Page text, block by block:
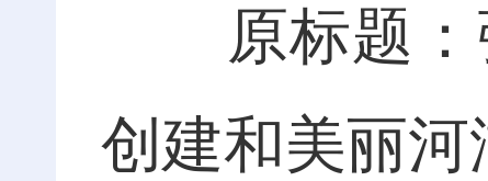
原标题：
创建和美丽